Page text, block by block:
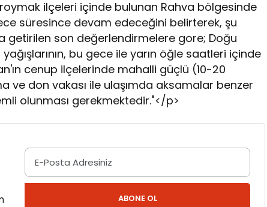
ilçeleri içinde bulunan Rahva bölgesinde
süresince devam edeceğini belirterek, şu
getirilen son değerlendirmelere gore; Doğu
bu gece ile yarın öğle saatleri içinde
cenup ilçelerinde mahalli güçlü (10-20
ve don vakası ile ulaşımda aksamalar benzer
olunması gerekmektedir."</p>
ABONE OL